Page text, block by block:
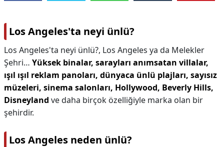
Los Angeles'ta neyi ünlü?
Los Angeles'ta neyi ünlü?, Los Angeles ya da Melekler
Şehri… Yüksek binalar, sarayları anımsatan villalar,
ışıl ışıl reklam panoları, dünyaca ünlü plajları, sayısız
müzeleri, sinema salonları, Hollywood, Beverly Hills,
Disneyland ve daha birçok özelliğiyle marka olan bir
şehirdir.
Los Angeles neden ünlü?